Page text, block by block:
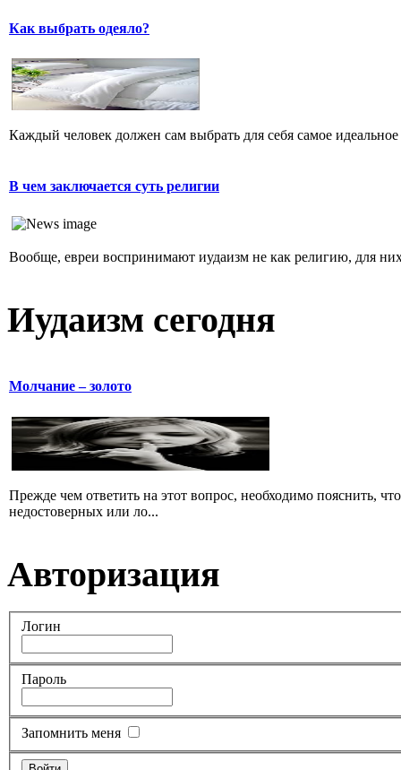
Как выбрать одеяло?
Каждый человек должен сам выбрать для себя самое
В чем заключается суть религии
Вообще, евреи воспринимают иудаизм не как религию, для
Иудаизм сегодня
Молчание – золото
Прежде чем ответить на этот вопрос, необходимо пояснить,
недостоверных или ло...
Авторизация
Логин
Пароль
Запомнить меня